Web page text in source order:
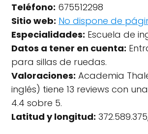
Teléfono: 675512298
Sitio web: No dispone de
Especialidades: Escuela de
Datos a tener en cuenta:
para sillas de ruedas.
Valoraciones: Academia
inglés) tiene 13 reviews con
4.4 sobre 5.
Latitud y longitud: